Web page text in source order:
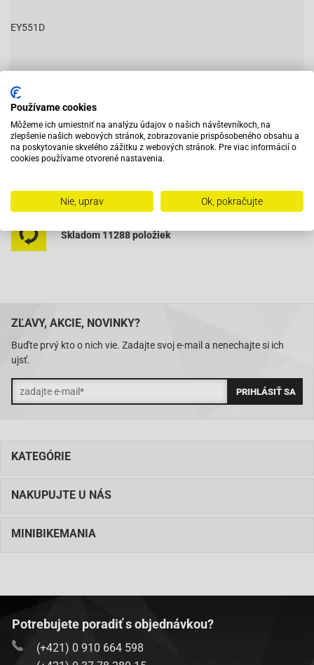
EY551D
Vybavený servis s odborným vyškoleným personálom
Pri objednaní do 12:00 tovar zajtra u vás
Na trhu od roku 2007
Skladom 11288 položiek
ZĽAVY, AKCIE, NOVINKY?
Buďte prvý kto o nich vie. Zadajte svoj e-mail a nenechajte si ich
ujsť.
KATEGÓRIE
NAKUPUJTE U NÁS
MINIBIKEMANIA
Potrebujete poradiť s objednávkou?
(+421) 0 910 664 598
Používame cookies
Môžeme ich umiestniť na analýzu údajov o našich návštevníkoch, na
zlepšenie našich webových stránok, zobrazovanie prispôsobeného obsahu a
na poskytovanie skvelého zážitku z webových stránok. Pre viac informácií o
cookies používame otvorené nastavenia.
Nie, uprav Ok, pokračujte